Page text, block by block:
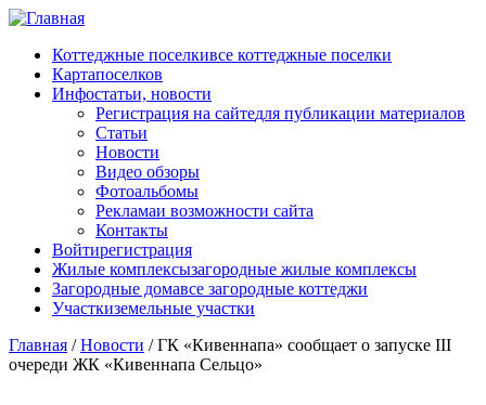
Перейти к основному содержанию
Коттеджные поселкивсе коттеджные поселки
Картапоселков
Инфостатьи, новости
Регистрация на сайтедля публикации материалов
Статьи
Новости
Видео обзоры
Фотоальбомы
Рекламаи возможности сайта
Контакты
Войтирегистрация
Жилые комплексызагородные жилые комплексы
Загородные домавсе загородные коттеджи
Участкиземельные участки
Главная / Новости /ГК «Кивеннапа» сообщает о запуске III
очереди ЖК «Кивеннапа Сельцо»